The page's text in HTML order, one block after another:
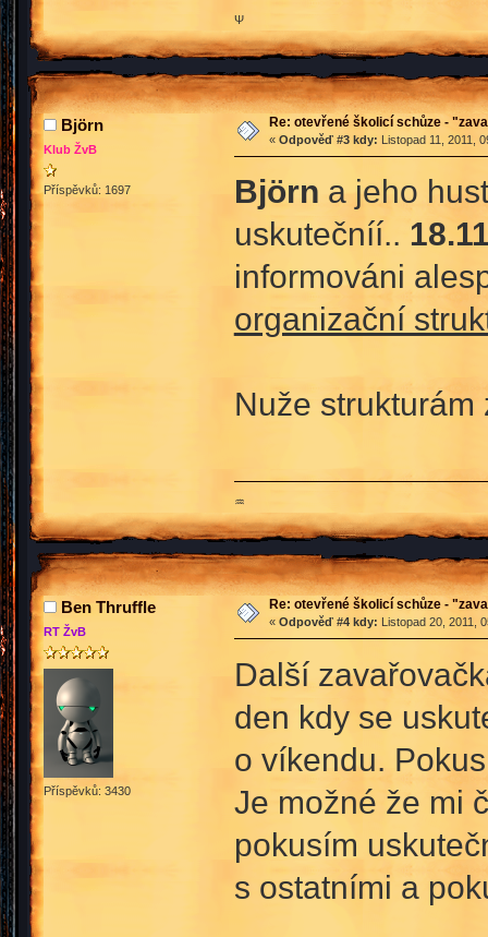
Ψ
Björn
Klub ŽvB
Příspěvků: 1697
Re: otevřené školicí schůze -
« Odpověď #3 kdy: Listopad 11, 2011,
Björn a jeho
uskutečníí..
informováni
organizační
Nuže strukturám
♒
Ben Thruffle
RT ŽvB
Příspěvků: 3430
Re: otevřené školicí schůze -
« Odpověď #4 kdy: Listopad 20, 2011,
Další
den kdy se
o víkendu.
Je možné že mi
pokusím
s ostatními a